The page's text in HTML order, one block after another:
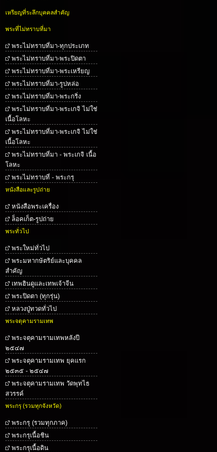
เหรียญที่ระลึกบุคคลสำคัญ
พระที่ไม่ทราบที่มา
พระไม่ทราบที่มา-ทุกประเภท
พระไม่ทราบที่มา-พระปิดตา
พระไม่ทราบที่มา-พระเหรียญ
พระไม่ทราบที่มา-รูปหล่อ
พระไม่ทราบที่มา-พระกริ่ง
พระไม่ทราบที่มา-พระเกจิ ไม่ใช่
เนื้อโลหะ
พระไม่ทราบที่มา-พระเกจิ ไม่ใช่
เนื้อโลหะ
พระไม่ทราบที่มา - พระเกจิ เนื้อ
โลหะ
พระไม่ทราบที่ - พระกรุ
หนังสือและรูปถ่าย
หนังสือพระเครื่อง
ล็อคเก็ต-รูปถ่าย
พระทั่วไป
พระใหม่ทั่วไป
พระมหากษัตริย์และบุคคล
สำคัญ
เทพฮินดูและเทพเจ้าจีน
พระปิดตา (ทุกรุ่น)
หลวงปู่ทวดทั่วไป
พระจตุคามรามเทพ
พระจตุคามรามเทพหลังปี
๒๕๔๗
พระจตุคามรามเทพ ยุคแรก
๒๕๓๕ - ๒๕๔๗
พระจตุคามรามเทพ วัดพุทไธ
สวรรค์
พระกรุ (รวมทุกจังหวัด)
พระกรุ (รวมทุกภาค)
พระกรุเนื้อชิน
พระกรุเนื้อดิน